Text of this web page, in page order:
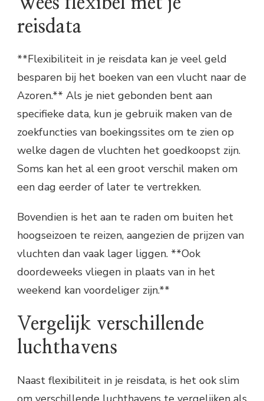
reisdata
**Flexibiliteit in je reisdata kan je veel geld
besparen bij het boeken van een vlucht naar de
Azoren.** Als je niet gebonden bent aan
specifieke data, kun je gebruik maken van de
zoekfuncties van boekingssites om te zien op
welke dagen de vluchten het goedkoopst zijn.
Soms kan het al een groot verschil maken om
een dag eerder of later te vertrekken.
Bovendien is het aan te raden om buiten het
hoogseizoen te reizen, aangezien de prijzen van
vluchten dan vaak lager liggen. **Ook
doordeweeks vliegen in plaats van in het
weekend kan voordeliger zijn.**
Vergelijk verschillende
luchthavens
Naast flexibiliteit in je reisdata, is het ook slim